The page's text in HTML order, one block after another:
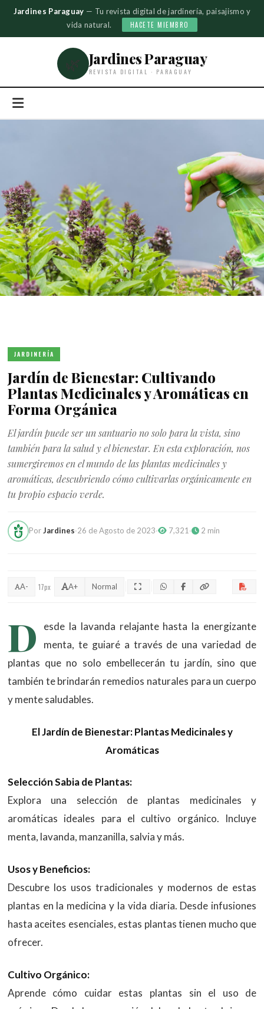
Jardines Paraguay — Tu revista digital de jardinería, paisajismo y
vida natural.
HACETE MIEMBRO
🌿 Jardines Paraguay
REVISTA DIGITAL · PARAGUAY
JARDINERÍA
Jardín de Bienestar: Cultivando
Plantas Medicinales y Aromáticas en
Forma Orgánica
El jardín puede ser un santuario no solo para la vista, sino
también para la salud y el bienestar. En esta exploración, nos
sumergiremos en el mundo de las plantas medicinales y
aromáticas, descubriendo cómo cultivarlas orgánicamente en
tu propio espacio verde.
PorJardines·26 de Agosto de 2023· 7,321· 2 min
A- 17px A+ Normal
D
esde la lavanda relajante hasta la energizante
menta, te guiaré a través de una variedad de
plantas que no solo embellecerán tu jardín, sino que
también te brindarán remedios naturales para un cuerpo
y mente saludables.
El Jardín de Bienestar: Plantas Medicinales y
Aromáticas
Selección Sabia de Plantas:
Explora una selección de plantas medicinales y
aromáticas ideales para el cultivo orgánico. Incluye
menta, lavanda, manzanilla, salvia y más.
Usos y Beneficios:
Descubre los usos tradicionales y modernos de estas
plantas en la medicina y la vida diaria. Desde infusiones
hasta aceites esenciales, estas plantas tienen mucho que
ofrecer.
Cultivo Orgánico:
Aprende cómo cuidar estas plantas sin el uso de